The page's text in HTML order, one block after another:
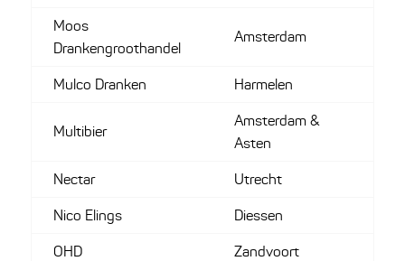
Moos
Drankengroothandel
Amsterdam
Mulco Dranken Harmelen
Multibier
Amsterdam &
Asten
Nectar Utrecht
Nico Elings Diessen
OHD Zandvoort